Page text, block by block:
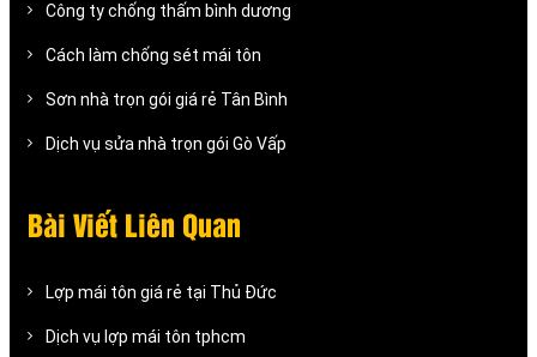
Công ty chống thấm bình dương
Cách làm chống sét mái tôn
Sơn nhà trọn gói giá rẻ Tân Bình
Dịch vụ sửa nhà trọn gói Gò Vấp
Bài Viết Liên Quan
Lợp mái tôn giá rẻ tại Thủ Đức
Dịch vụ lợp mái tôn tphcm